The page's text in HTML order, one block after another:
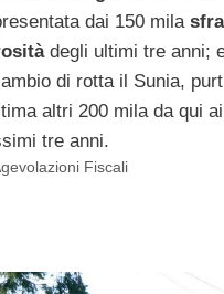
dai 150 mila
degli ultimi tre anni;
di rotta il Sunia,
altri 200 mila da qui ai
tre anni.
Fiscali